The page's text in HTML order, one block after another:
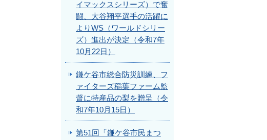
イマックスシリーズ）で奮
闘、大谷翔平選手の活躍に
よりWS（ワールドシリー
ズ）進出が決定（令和7年
10月22日）
鎌ケ谷市総合防災訓練、フ
ァイターズ稲葉ファーム監
督に特産品の梨を贈呈（令
和7年10月15日）
第51回「鎌ケ谷市民まつ